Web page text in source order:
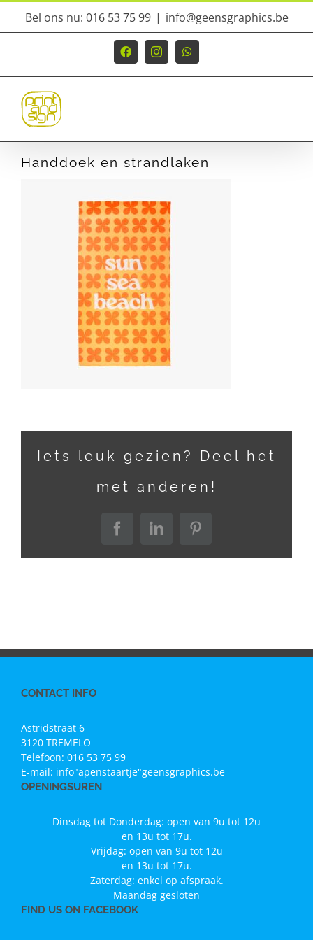
Ga
inhoud
Bel ons nu: 016 53 75 99 | info@geensgraphics.be
FacebookInstagramWhatsApp
Handdoek en strandlaken
Iets leuk gezien? Deel het
met anderen!
FacebookLinkedInPinterest
CONTACT INFO
Astridstraat 6
3120 TREMELO
Telefoon: 016 53 75 99
E-mail: info"apenstaartje"geensgraphics.be
OPENINGSUREN
Dinsdag tot Donderdag: open van 9u tot 12u
en 13u tot 17u.
Vrijdag: open van 9u tot 12u
en 13u tot 17u.
Zaterdag: enkel op afspraak.
Maandag gesloten
FIND US ON FACEBOOK